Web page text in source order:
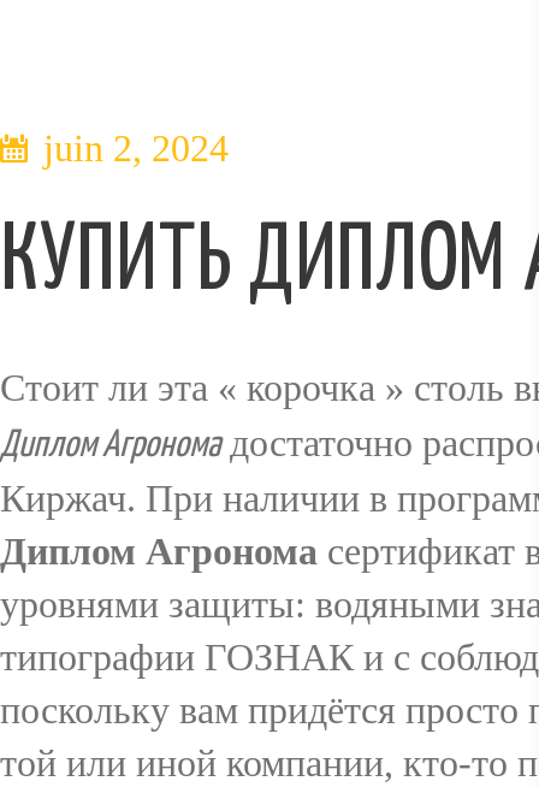
RÉSERVAT
GALERIE
CONTACT
juin 2, 2024
КУПИТЬ ДИПЛОМ
Стоит ли эта « корочка » столь
Диплом Агрономадостаточно
Киржач. При наличии в
Диплом Агронома сертификат
уровнями защиты: водяными
типографии ГОЗНАК и с
поскольку вам придётся просто
той или иной компании, кто-то